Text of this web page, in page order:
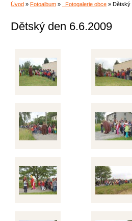
Úvod » Fotoalbum » _Fotogalerie obce » Dětský
Dětský den 6.6.2009